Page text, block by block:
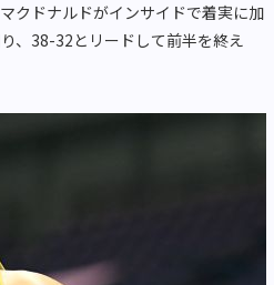
クドナルドがインサイドで着実に加
、38-32とリードして前半を終え